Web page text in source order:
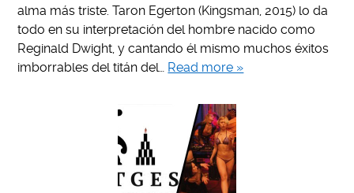
alma más triste. Taron Egerton (Kingsman, 2015) lo da
todo en su interpretación del hombre nacido como
Reginald Dwight, y cantando él mismo muchos éxitos
imborrables del titán del… Read more »